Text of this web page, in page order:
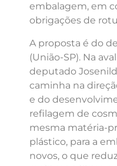
embalagem, em
obrigações de
A proposta é do
(União-SP). Na
deputado
caminha na
e do
refilagem de
mesma matéria-
plástico, para a
novos, o que